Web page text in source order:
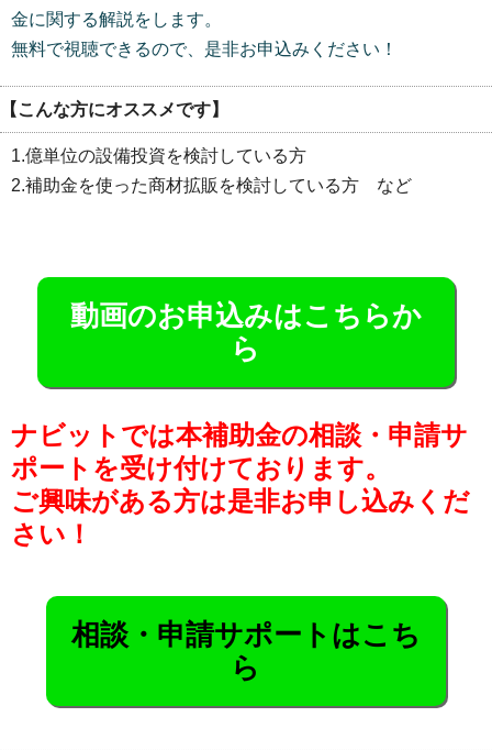
金に関する解説をします。
無料で視聴できるので、是非お申込みください！
【こんな方にオススメです】
1.億単位の設備投資を検討している方
2.補助金を使った商材拡販を検討している方 など
動画のお申込みはこちらか
ら
ナビットでは本補助金の相談・申請サ
ポートを受け付けております。
ご興味がある方は是非お申し込みくだ
さい！
相談・申請サポートはこち
ら